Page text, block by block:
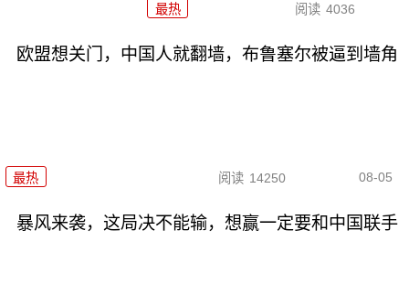
最热 阅读 4036
欧盟想关门，中国人就翻墙，布鲁塞尔被逼到墙角
最热 阅读 14250 08-05
暴风来袭，这局决不能输，想赢一定要和中国联手